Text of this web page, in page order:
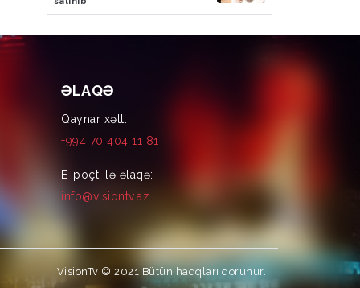
ƏLAQƏ
Qaynar xətt:
+994 70 404 11 81
E-poçt ilə əlaqə:
info@visiontv.az
VisionTv © 2021 Bütün haqqları qorunur.